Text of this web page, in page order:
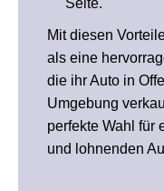
Seite.
Mit diesen
als eine
die ihr Auto in
Umgebung
perfekte Wahl für
und lohnenden